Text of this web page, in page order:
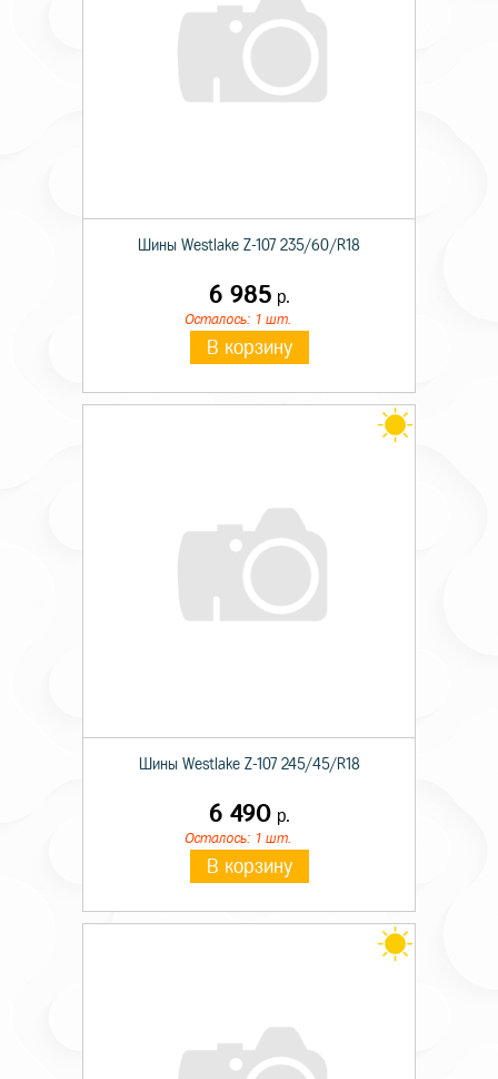
Шины Westlake Z-107 235/60/R18
6 985р.
Осталось: 1 шт.
В корзину
Шины Westlake Z-107 245/45/R18
6 490р.
Осталось: 1 шт.
В корзину